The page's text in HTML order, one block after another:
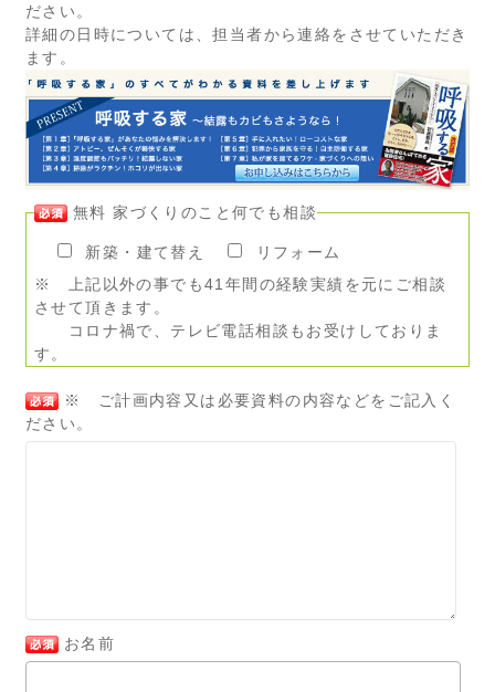
ださい。
詳細の日時については、担当者から連絡をさせていただき
ます。
無料 家づくりのこと何でも相談
新築・建て替え
リフォーム
※ 上記以外の事でも41年間の経験実績を元にご相談
させて頂きます。
コロナ禍で、テレビ電話相談もお受けしておりま
す。
※ ご計画内容又は必要資料の内容などをご記入く
ださい。
お名前